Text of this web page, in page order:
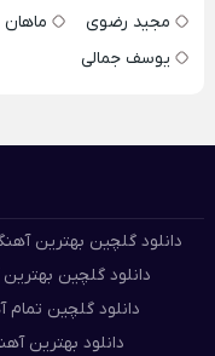
مجید رضوی
یوسف جمالی
دانلود گلچین بهترین آهنگ های
دانلود گلچین
دانلود گلچین
دانلود بهترین